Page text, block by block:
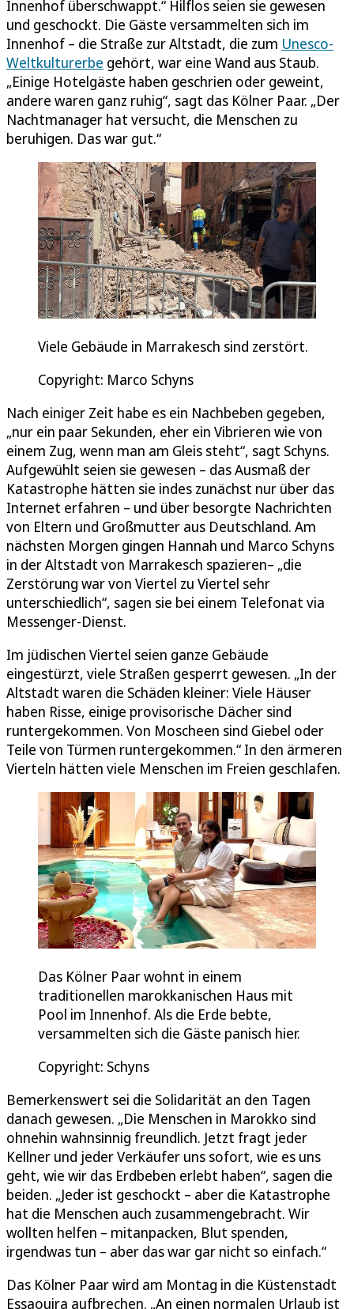
Innenhof überschwappt.“ Hilflos seien sie gewesen
und geschockt. Die Gäste versammelten sich im
Innenhof – die Straße zur Altstadt, die zum Unesco-
Weltkulturerbe gehört, war eine Wand aus Staub.
„Einige Hotelgäste haben geschrien oder geweint,
andere waren ganz ruhig“, sagt das Kölner Paar. „Der
Nachtmanager hat versucht, die Menschen zu
beruhigen. Das war gut.“
Viele Gebäude in Marrakesch sind zerstört.
Copyright: Marco Schyns
Nach einiger Zeit habe es ein Nachbeben gegeben,
„nur ein paar Sekunden, eher ein Vibrieren wie von
einem Zug, wenn man am Gleis steht“, sagt Schyns.
Aufgewühlt seien sie gewesen – das Ausmaß der
Katastrophe hätten sie indes zunächst nur über das
Internet erfahren – und über besorgte Nachrichten
von Eltern und Großmutter aus Deutschland. Am
nächsten Morgen gingen Hannah und Marco Schyns
in der Altstadt von Marrakesch spazieren– „die
Zerstörung war von Viertel zu Viertel sehr
unterschiedlich“, sagen sie bei einem Telefonat via
Messenger-Dienst.
Im jüdischen Viertel seien ganze Gebäude
eingestürzt, viele Straßen gesperrt gewesen. „In der
Altstadt waren die Schäden kleiner: Viele Häuser
haben Risse, einige provisorische Dächer sind
runtergekommen. Von Moscheen sind Giebel oder
Teile von Türmen runtergekommen.“ In den ärmeren
Vierteln hätten viele Menschen im Freien geschlafen.
Das Kölner Paar wohnt in einem
traditionellen marokkanischen Haus mit
Pool im Innenhof. Als die Erde bebte,
versammelten sich die Gäste panisch hier.
Copyright: Schyns
Bemerkenswert sei die Solidarität an den Tagen
danach gewesen. „Die Menschen in Marokko sind
ohnehin wahnsinnig freundlich. Jetzt fragt jeder
Kellner und jeder Verkäufer uns sofort, wie es uns
geht, wie wir das Erdbeben erlebt haben“, sagen die
beiden. „Jeder ist geschockt – aber die Katastrophe
hat die Menschen auch zusammengebracht. Wir
wollten helfen – mitanpacken, Blut spenden,
irgendwas tun – aber das war gar nicht so einfach.“
Das Kölner Paar wird am Montag in die Küstenstadt
Essaouira aufbrechen. „An einen normalen Urlaub ist